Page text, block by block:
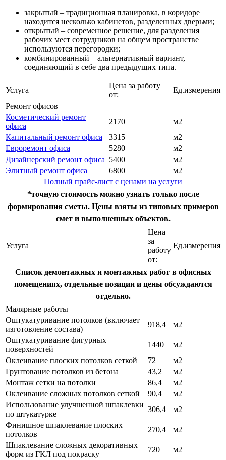
закрытый – традиционная планировка, в коридоре
находится несколько кабинетов, разделенных дверьми;
открытый – современное решение, для разделения
рабочих мест сотрудников на общем пространстве
используются перегородки;
комбинированный – альтернативный вариант,
соединяющий в себе два предыдущих типа.
Услуга
Цена за работу
от:
Ед.измерения
Ремонт офисов
Косметический ремонт
офиса
2170
м2
Капитальный ремонт офиса
3315
м2
Евроремонт офиса
5280
м2
Дизайнерский ремонт офиса 5400
м2
Элитный ремонт офиса
6800
м2
Полный прайс-лист с ценами на услуги
*точную стоимость можно узнать только после
формирования сметы. Цены взяты из типовых примеров
смет и выполненных объектов.
Список демонтажных и монтажных работ в офисных
помещениях, отдельные позиции и цены обсуждаются
отдельно.
Услуга
Цена
за
работу
от:
Ед.измерения
Малярные работы
Оштукатуривание потолков (включает
изготовление состава)
918,4
м2
Оштукатуривание фигурных
поверхностей
1440
м2
Оклеивание плоских потолков сеткой
72
м2
Грунтование потолков из бетона
43,2
м2
Монтаж сетки на потолки
86,4
м2
Оклеивание сложных потолков сеткой
90,4
м2
Использование улучшенной шпаклевки
по штукатурке
306,4
м2
Финишное шпаклевание плоских
потолков
270,4
м2
Шпаклевание сложных декоративных
форм из ГКЛ под покраску
720
м2